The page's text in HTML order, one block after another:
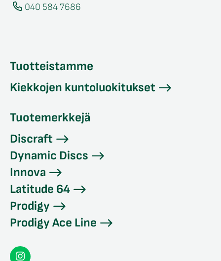
040 584 7686
Tuotteistamme
Kiekkojen kuntoluokitukset
Tuotemerkkejä
Discraft
Dynamic Discs
Innova
Latitude 64
Prodigy
Prodigy Ace Line
Seconddisc